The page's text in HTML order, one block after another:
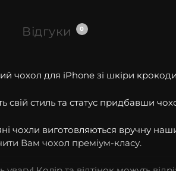
Відгуки 0
чохол для iPhone зі шкіри
свій стиль та статус придбавши
чохли виготовляються вручну
Вам чохол преміум-класу.